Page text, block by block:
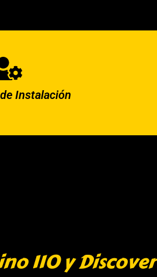
Instalación
110 y Discover